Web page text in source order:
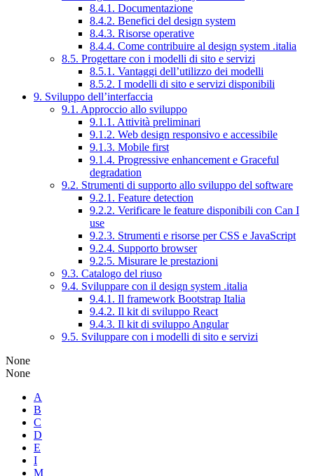
8.4.1. Documentazione
8.4.2. Benefici del design system
8.4.3. Risorse operative
8.4.4. Come contribuire al design system .italia
8.5. Progettare con i modelli di sito e servizi
8.5.1. Vantaggi dell’utilizzo dei modelli
8.5.2. I modelli di sito e servizi disponibili
9. Sviluppo dell’interfaccia
9.1. Approccio allo sviluppo
9.1.1. Attività preliminari
9.1.2. Web design responsivo e accessibile
9.1.3. Mobile first
9.1.4. Progressive enhancement e Graceful
degradation
9.2. Strumenti di supporto allo sviluppo del software
9.2.1. Feature detection
9.2.2. Verificare le feature disponibili con Can I
use
9.2.3. Strumenti e risorse per CSS e JavaScript
9.2.4. Supporto browser
9.2.5. Misurare le prestazioni
9.3. Catalogo del riuso
9.4. Sviluppare con il design system .italia
9.4.1. Il framework Bootstrap Italia
9.4.2. Il kit di sviluppo React
9.4.3. Il kit di sviluppo Angular
9.5. Sviluppare con i modelli di sito e servizi
None
None
A
B
C
D
E
I
M